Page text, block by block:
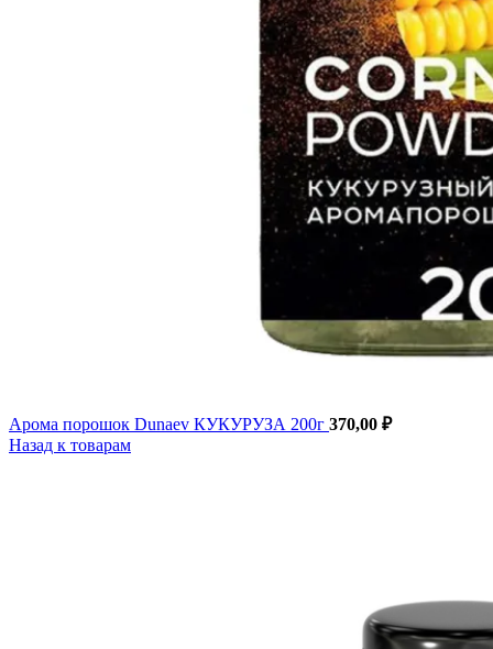
Арома порошок Dunaev КУКУРУЗА 200г 370,00 ₽
Назад к товарам